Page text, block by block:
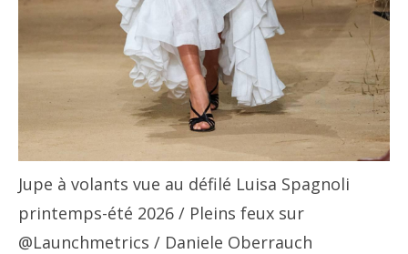
Jupe à volants vue au défilé Luisa Spagnoli
printemps-été 2026 / Pleins feux sur
@Launchmetrics / Daniele Oberrauch